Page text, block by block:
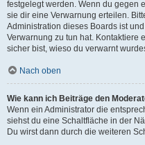
festgelegt werden. Wenn du gegen
sie dir eine Verwarnung erteilen.
Administration dieses Boards ist
Verwarnung zu tun hat. Kontaktiere
sicher bist, wieso du verwarnt
Nach oben
Wie kann ich Beiträge den
Wenn ein Administrator die
siehst du eine Schaltfläche in der
Du wirst dann durch die weiteren